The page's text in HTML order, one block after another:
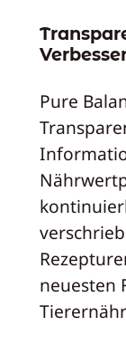
Pure
neuesten